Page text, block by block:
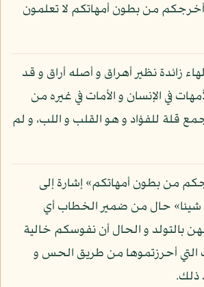
أخرجكم من بطون أمهاتكم لا تعلمون
زائدة نظير أهراق و أصله أراق و قد
في الإنسان و الأمات في غيره من
جمع قلة للفؤاد و هو القلب و اللب، و لم
من بطون أمهاتكم» إشارة إلى
شيئا» حال من ضمير الخطاب أي
بالتولد و الحال أن نفوسكم خالية
التي أحرزتموها من طريق الحس و
ذلك.